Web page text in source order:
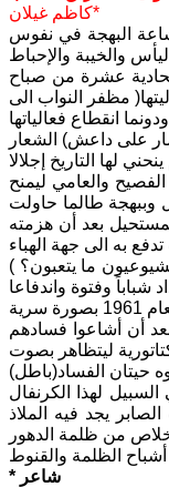
كاظم غيلان*
البهجة في نفوس
عشرة من صباح
مظفر النواب الى
على داعش) الشعار
والعامي ليمنح
وببهجة طالما حاولت
بعد أن هزمته
( الشيوعيون ما يتعبون؟) هذا سؤال استرقه سمعي ونحن نغادر باب القشلة بعد انتهاء فعاليات اليوم الأول ، لم أجبه وهو يرى ذات الوجوه الشيوعية التي
هو ليس بمهرجان بالمعنى الرتيب الضيق المعتاد بقدر ما هو ابتهاج ينبثق من روح جريدة حزب عريق صدرت في تشرين الثاني من العام 1961 بصورة سرية
أن أشاعوا فسادهم
ليتظاهر بصوت
لهذا الكرنفال
يجد فيه الملاذ
الظلمة والقنوط
* شاعر